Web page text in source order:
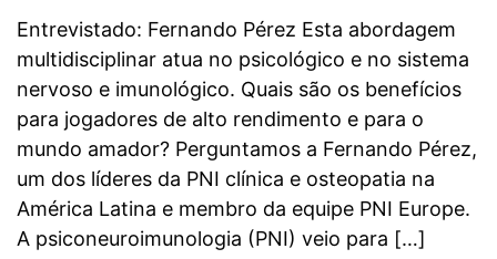
Entrevistado: Fernando Pérez Esta abordagem
multidisciplinar atua no psicológico e no sistema
nervoso e imunológico. Quais são os benefícios
para jogadores de alto rendimento e para o
mundo amador? Perguntamos a Fernando Pérez,
um dos líderes da PNI clínica e osteopatia na
América Latina e membro da equipe PNI Europe.
A psiconeuroimunologia (PNI) veio para […]